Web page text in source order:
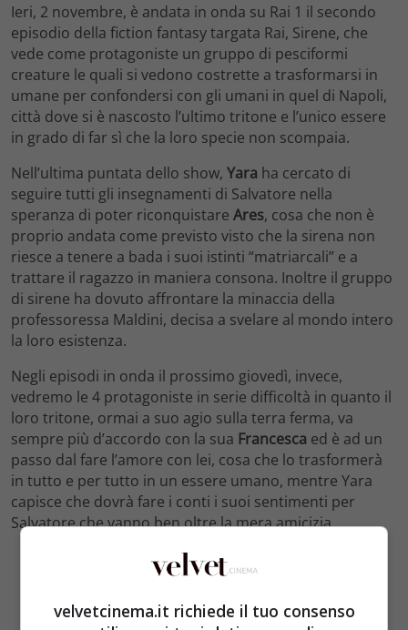
Ieri, 2 novembre, è andata in onda su Rai 1 il secondo
episodio della fiction fantasy targata Rai, Sirene, che
vede come protagoniste un gruppo di pesciformi
creature le quali si vedono costrette a trasformarsi in
umane per confondersi con gli umani in quel di Napoli,
città dove si è nascosto l’ultimo tritone e l’unico essere
in grado di far sì che la loro specie non scompaia.
Nell’ultima puntata dello show, Yara ha cercato di
seguire tutti gli insegnamenti di Salvatore nella
speranza di poter riconquistare Ares, cosa che non è
proprio andata come previsto visto che la sirena non
riesce a tenere a bada i suoi istinti “matriarcali” e a
trattare il ragazzo in maniera consona. Inoltre il gruppo
di sirene ha dovuto affrontare la minaccia della
professoressa Maldini, decisa a svelare al mondo intero
la loro esistenza.
Negli episodi in onda il prossimo giovedì, invece,
vedremo le 4 protagoniste in serie difficoltà in quanto il
loro tritone, ormai a suo agio sulla terra ferma, va
sempre più d’accordo con la sua Francesca ed è ad un
passo dal fare l’amore con lei, cosa che lo trasformerà
in tutto e per tutto in un essere umano, mentre Yara
capisce che dovrà fare i conti i suoi sentimenti per
Salvatore che vanno ben oltre la mera amicizia.
velvetcinema.it richiede il tuo consenso